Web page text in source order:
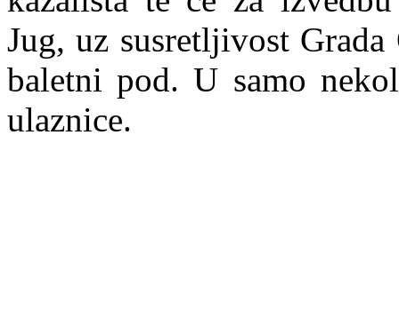
Jug, uz susretljivost
baletni pod. U samo
ulaznice.